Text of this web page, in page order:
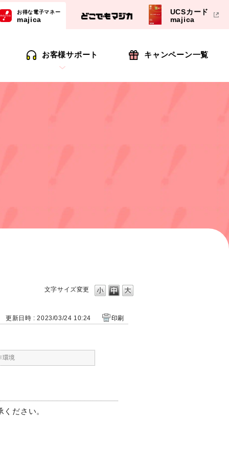
お得な電子マネー
majica
UCSカード
majica
お客様サポート キャンペーン一覧
文字サイズ変更
更新日時 : 2023/03/24 10:24 印刷
環境
ださい。